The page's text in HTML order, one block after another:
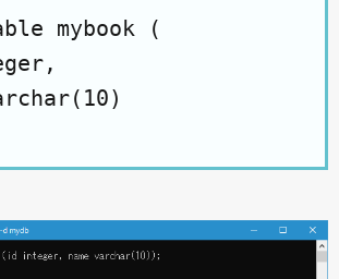
mybook (